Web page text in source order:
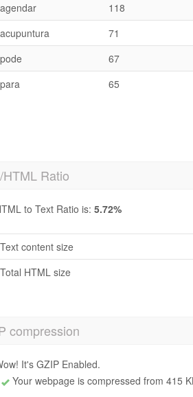
agendar
118
acupuntura
71
pode
67
para
65
HTML Ratio
to Text Ratio is: 5.72%
Text content size
Total HTML size
compression
It's GZIP Enabled.
Your webpage is compressed from 415